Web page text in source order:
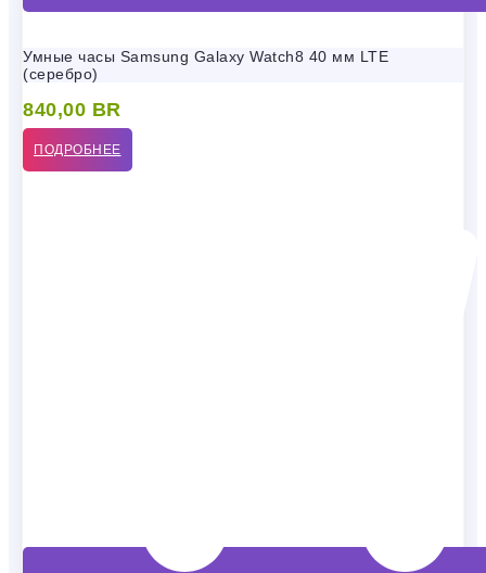
Умные часы Samsung Galaxy Watch8 40 мм LTE
(серебро)
840,00 BR
ПОДРОБНЕЕ